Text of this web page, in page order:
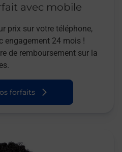
avec mobile
prix sur votre téléphone,
engagement 24 mois !
de remboursement sur la
forfaits